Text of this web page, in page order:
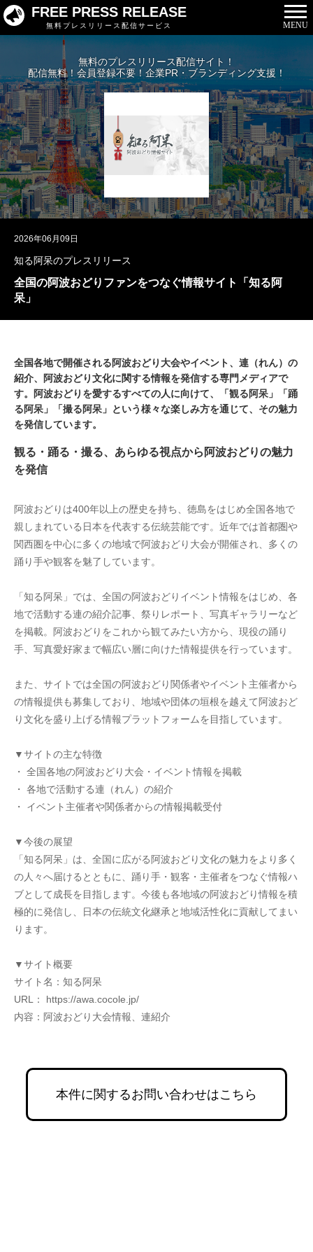
FREE PRESS RELEASE
無料プレスリリース配信サービス MENU
無料のプレスリリース配信サイト！
配信無料！会員登録不要！企業PR・ブランディング支援！
2026年06月09日
知る阿呆のプレスリリース
全国の阿波おどりファンをつなぐ情報サイト「知る阿
呆」
全国各地で開催される阿波おどり大会やイベント、連（れん）の
紹介、阿波おどり文化に関する情報を発信する専門メディアで
す。阿波おどりを愛するすべての人に向けて、「観る阿呆」「踊
る阿呆」「撮る阿呆」という様々な楽しみ方を通じて、その魅力
を発信しています。
観る・踊る・撮る、あらゆる視点から阿波おどりの魅力
を発信
阿波おどりは400年以上の歴史を持ち、徳島をはじめ全国各地で
親しまれている日本を代表する伝統芸能です。近年では首都圏や
関西圏を中心に多くの地域で阿波おどり大会が開催され、多くの
踊り手や観客を魅了しています。
「知る阿呆」では、全国の阿波おどりイベント情報をはじめ、各
地で活動する連の紹介記事、祭りレポート、写真ギャラリーなど
を掲載。阿波おどりをこれから観てみたい方から、現役の踊り
手、写真愛好家まで幅広い層に向けた情報提供を行っています。
また、サイトでは全国の阿波おどり関係者やイベント主催者から
の情報提供も募集しており、地域や団体の垣根を越えて阿波おど
り文化を盛り上げる情報プラットフォームを目指しています。
▼サイトの主な特徴
・ 全国各地の阿波おどり大会・イベント情報を掲載
・ 各地で活動する連（れん）の紹介
・ イベント主催者や関係者からの情報掲載受付
▼今後の展望
「知る阿呆」は、全国に広がる阿波おどり文化の魅力をより多く
の人々へ届けるとともに、踊り手・観客・主催者をつなぐ情報ハ
ブとして成長を目指します。今後も各地域の阿波おどり情報を積
極的に発信し、日本の伝統文化継承と地域活性化に貢献してまい
ります。
▼サイト概要
サイト名：知る阿呆
URL： https://awa.cocole.jp/
内容：阿波おどり大会情報、連紹介
本件に関するお問い合わせはこちら